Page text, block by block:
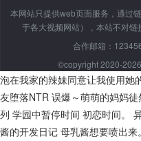
本网站只提供web页面服务，通过
于各大视频网站），本站不对
合作邮箱：
©copyright 2020-
泡在我家的辣妹同意让我使用她
友堕落NTR 误爆～萌萌的妈妈
列 学园中暂停时间 初恋时间。
酱的开发日记 母乳酱想要喷出来。